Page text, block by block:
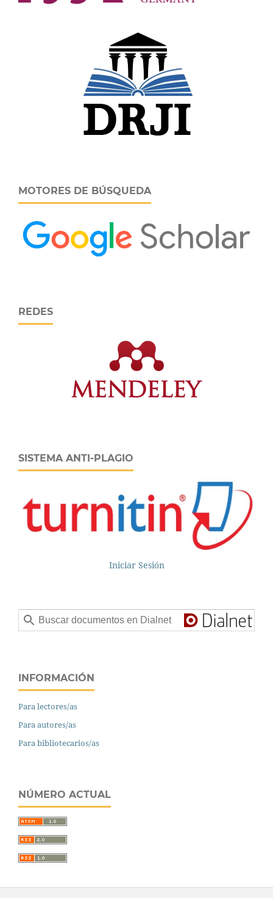
MOTORES DE BÚSQUEDA
REDES
SISTEMA ANTI-PLAGIO
Iniciar Sesión
INFORMACIÓN
Para lectores/as
Para autores/as
Para bibliotecarios/as
NÚMERO ACTUAL